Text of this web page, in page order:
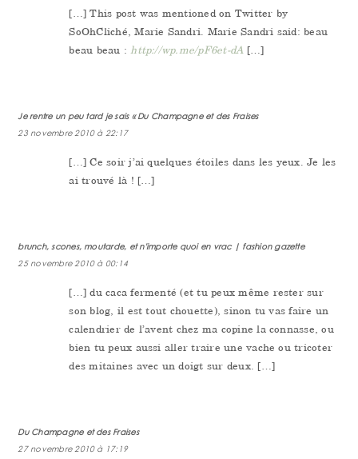
[…] This post was mentioned on Twitter by
SoOhCliché, Marie Sandri. Marie Sandri said: beau
beau beau :http://wp.me/pF6et-dA[…]
Je rentre un peu tard je sais « Du Champagne et des Fraises
23 novembre 2010 à 22:17
[…] Ce soir j’ai quelques étoiles dans les yeux. Je les
ai trouvé là ! […]
brunch, scones, moutarde, et n'importe quoi en vrac | fashion gazette
25 novembre 2010 à 00:14
[…] du caca fermenté (et tu peux même rester sur
son blog, il est tout chouette), sinon tu vas faire un
calendrier de l’avent chez ma copine la connasse, ou
bien tu peux aussi aller traire une vache ou tricoter
des mitaines avec un doigt sur deux. […]
Du Champagne et des Fraises
27 novembre 2010 à 17:19